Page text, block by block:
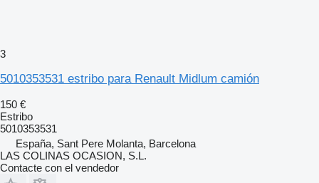
3
5010353531 estribo para Renault Midlum camión
150 €
Estribo
5010353531
España, Sant Pere Molanta, Barcelona
LAS COLINAS OCASION, S.L.
Contacte con el vendedor